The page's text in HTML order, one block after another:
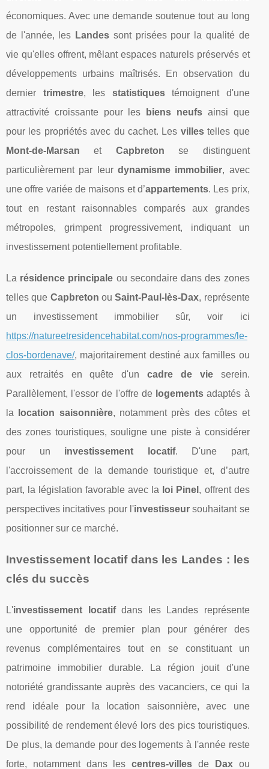
économiques. Avec une demande soutenue tout au long
de l'année, les Landes sont prisées pour la qualité de
vie qu'elles offrent, mêlant espaces naturels préservés et
développements urbains maîtrisés. En observation du
dernier trimestre, les statistiquestémoignent d'une
attractivité croissante pour les
biens neufs ainsi que
pour les propriétés avec du cachet. Les villestelles que
Mont-de-Marsan et Capbreton se distinguent
particulièrement par leur dynamisme immobilier, avec
une offre variée de maisons et d’appartements. Les prix,
tout en restant raisonnables comparés aux grandes
métropoles, grimpent progressivement, indiquant un
investissement potentiellement profitable.
La résidence principale ou secondaire dans des zones
telles que Capbreton ouSaint-Paul-lès-Dax, représente
un investissement immobilier sûr, voir ici
https://natureetresidencehabitat.com/nos-programmes/le-
clos-bordenave/, majoritairement destiné aux familles ou
aux retraités en quête d'uncadre de vieserein.
Parallèlement, l'essor de l'offre de logements adaptés à
la
location saisonnière, notamment près des côtes et
des zones touristiques, souligne une piste à considérer
pour un investissement locatif. D'une part,
l'accroissement de la demande touristique et, d’autre
part, la législation favorable avec la loi Pinel , offrent des
perspectives incitatives pour l'investisseursouhaitant se
positionner sur ce marché.
Investissement locatif dans les Landes : les
clés du succès
L'investissement locatifdans les Landes représente
une opportunité de premier plan pour générer des
revenus complémentaires tout en se constituant un
patrimoine immobilier durable. La région jouit d'une
notoriété grandissante auprès des vacanciers, ce qui la
rend idéale pour la location saisonnière, avec une
possibilité de rendement élevé lors des pics touristiques.
De plus, la demande pour des logements à l'année reste
forte, notamment dans lescentres-villes de Daxou